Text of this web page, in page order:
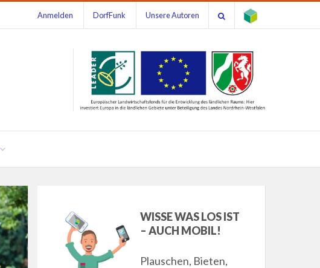
Anmelden DorfFunk Unsere Autoren
WISSE WAS LOS IST
– AUCH MOBIL!
Plauschen, Bieten,